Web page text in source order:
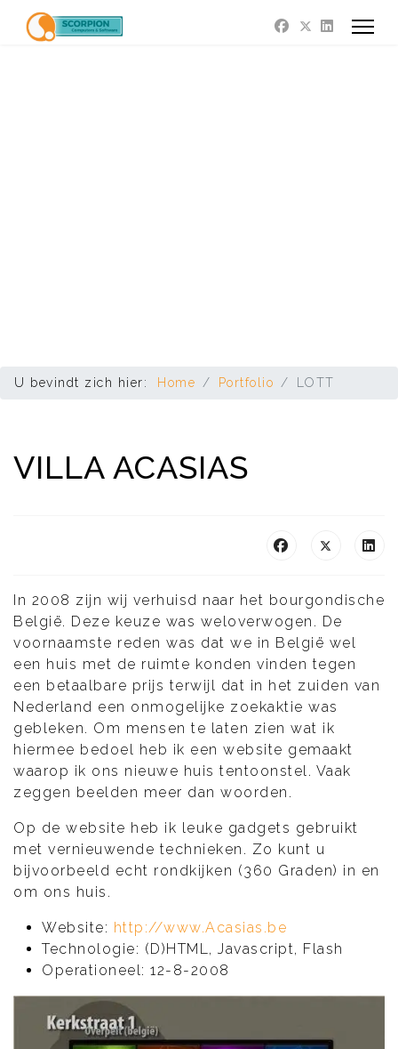
U bevindt zich hier: Home Portfolio LOTT
VILLA ACASIAS
In 2008 zijn wij verhuisd naar het bourgondische
België. Deze keuze was weloverwogen. De
voornaamste reden was dat we in België wel
een huis met de ruimte konden vinden tegen
een betaalbare prijs terwijl dat in het zuiden van
Nederland een onmogelijke zoekaktie was
gebleken. Om mensen te laten zien wat ik
hiermee bedoel heb ik een website gemaakt
waarop ik ons nieuwe huis tentoonstel. Vaak
zeggen beelden meer dan woorden.
Op de website heb ik leuke gadgets gebruikt
met vernieuwende technieken. Zo kunt u
bijvoorbeeld echt rondkijken (360 Graden) in en
om ons huis.
Website: http://www.Acasias.be
Technologie: (D)HTML, Javascript, Flash
Operationeel: 12-8-2008